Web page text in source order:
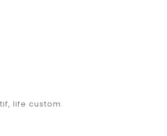
life custom.